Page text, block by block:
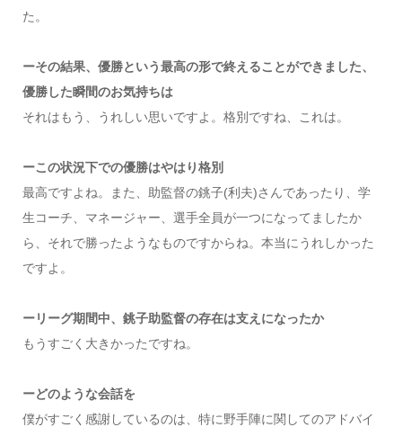
た。
ーその結果、優勝という最高の形で終えることができました、
優勝した瞬間のお気持ちは
それはもう、うれしい思いですよ。格別ですね、これは。
ーこの状況下での優勝はやはり格別
最高ですよね。また、助監督の銚子(利夫)さんであったり、学
生コーチ、マネージャー、選手全員が一つになってましたか
ら、それで勝ったようなものですからね。本当にうれしかった
ですよ。
ーリーグ期間中、銚子助監督の存在は支えになったか
もうすごく大きかったですね。
ーどのような会話を
僕がすごく感謝しているのは、特に野手陣に関してのアドバイ